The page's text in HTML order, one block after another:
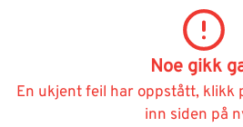
Noe gikk
En ukjent feil har oppstått, klikk
inn siden på